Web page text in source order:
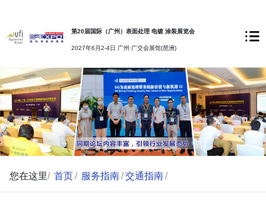
第20届国际（广州）表面处理 电镀 涂装展览会
2027年6月2-4日 广州·广交会展馆(琶洲)
您在这里/ 首页 / 服务指南 /交通指南 /